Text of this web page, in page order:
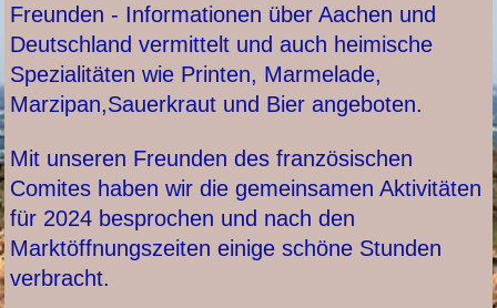
Freunden - Informationen über Aachen und
Deutschland vermittelt und auch heimische
Spezialitäten wie Printen, Marmelade,
Marzipan,Sauerkraut und Bier angeboten.
Mit unseren Freunden des französischen
Comites haben wir die gemeinsamen Aktivitäten
für 2024 besprochen und nach den
Marktöffnungszeiten einige schöne Stunden
verbracht.